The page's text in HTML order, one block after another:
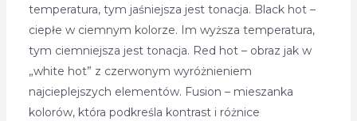
temperatura, tym jaśniejsza jest tonacja. Black hot –
ciepłe w ciemnym kolorze. Im wyższa temperatura,
tym ciemniejsza jest tonacja. Red hot – obraz jak w
„white hot” z czerwonym wyróżnieniem
najcieplejszych elementów. Fusion – mieszanka
kolorów, która podkreśla kontrast i różnice